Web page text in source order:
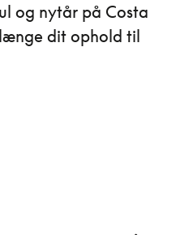
og nytår på Costa
dit ophold til